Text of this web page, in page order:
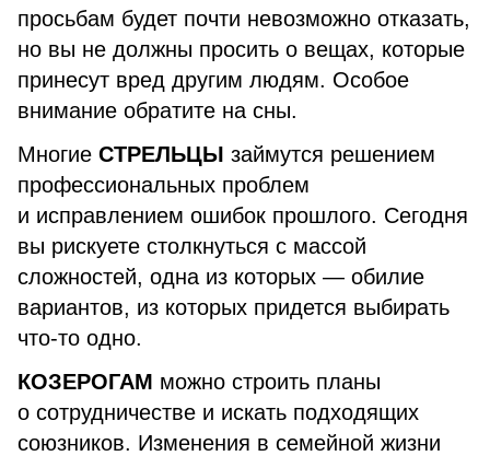
просьбам будет почти невозможно отказать,
но вы не должны просить о вещах, которые
принесут вред другим людям. Особое
внимание обратите на сны.
Многие СТРЕЛЬЦЫ займутся решением
профессиональных проблем
и исправлением ошибок прошлого. Сегодня
вы рискуете столкнуться с массой
сложностей, одна из которых — обилие
вариантов, из которых придется выбирать
что-то одно.
КОЗЕРОГАМ можно строить планы
о сотрудничестве и искать подходящих
союзников. Изменения в семейной жизни